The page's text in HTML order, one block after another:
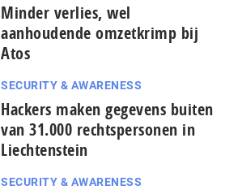
Minder verlies, wel
aanhoudende omzetkrimp bij
Atos
SECURITY & AWARENESS
Hackers maken gegevens buiten
van 31.000 rechtspersonen in
Liechtenstein
SECURITY & AWARENESS